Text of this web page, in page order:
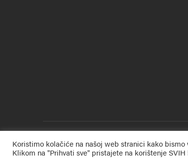
Radio Vallis Aurea© 1996. – 2025. Sva
Koristimo kolačiće na našoj web stranici kako
Klikom na "Prihvati sve" pristajete na korištenje